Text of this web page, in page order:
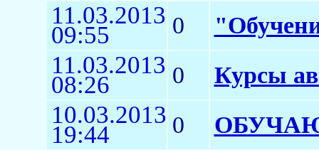
11.03.2013
09:55 0
11.03.2013
08:26 0 Курсы
10.03.2013
19:44 0